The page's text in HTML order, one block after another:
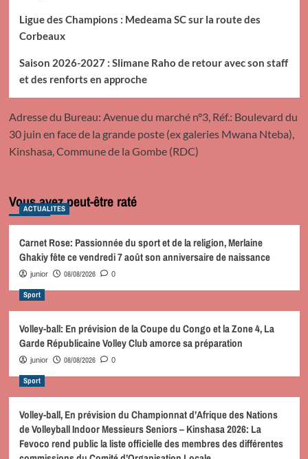
Ligue des Champions : Medeama SC sur la route des
Corbeaux
Saison 2026-2027 : Slimane Raho de retour avec son staff
et des renforts en approche
Adresse du Bureau: Avenue du marché n°3, Réf.: Boulevard du
30 juin en face de la grande poste (ex galeries Mwana Nteba),
Kinshasa, Commune de la Gombe (RDC)
Vous avez peut-être raté
ACTUALITES
Carnet Rose: Passionnée du sport et de la religion, Merlaine
Ghakiy fête ce vendredi 7 août son anniversaire de naissance
junior 08/08/2026 0
Sport
Volley-ball: En prévision de la Coupe du Congo et la Zone 4, La
Garde Républicaine Volley Club amorce sa préparation
junior 08/08/2026 0
Sport
Volley-ball, En prévision du Championnat d’Afrique des Nations
de Volleyball Indoor Messieurs Seniors – Kinshasa 2026: La
Fevoco rend public la liste officielle des membres des différentes